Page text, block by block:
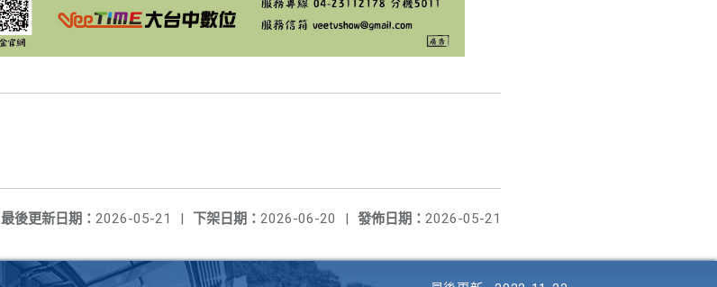
發佈日期： 2026-05-21
下架日期： 2026-06-20 |
最後更新日期： 2026-05-21 |